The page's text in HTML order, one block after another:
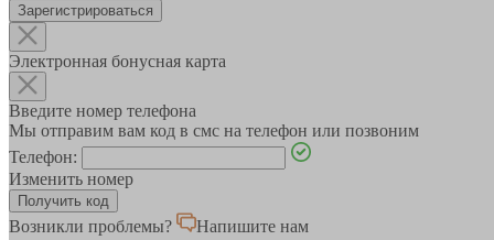
Зарегистрироваться
Электронная бонусная карта
Введите номер телефона
Мы отправим вам код в смс на телефон или позвоним
Телефон:
Изменить номер
Возникли проблемы?
Напишите нам